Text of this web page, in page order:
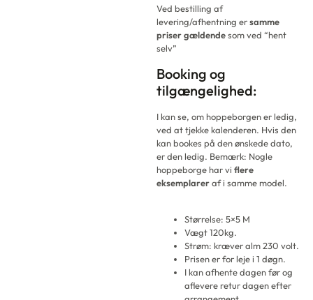
Ved bestilling af
levering/afhentning ersamme
priser gældendesom ved “hent
selv”
Booking og
tilgængelighed:
I kan se, om hoppeborgen er ledig,
ved at tjekke kalenderen. Hvis den
kan bookes på den ønskede dato,
er den ledig. Bemærk: Nogle
hoppeborge har vi flere
eksemplareraf i samme model.
Størrelse: 5×5 M
Vægt 120kg.
Strøm: kræver alm 230 volt.
Prisen er for leje i 1 døgn.
I kan afhente dagen før og
aflevere retur dagen efter